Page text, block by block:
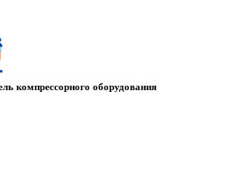
компрессорного оборудования